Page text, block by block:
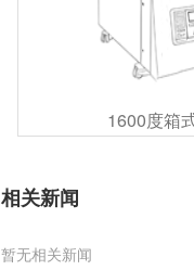
1600度箱
相关新闻
暂无相关新闻